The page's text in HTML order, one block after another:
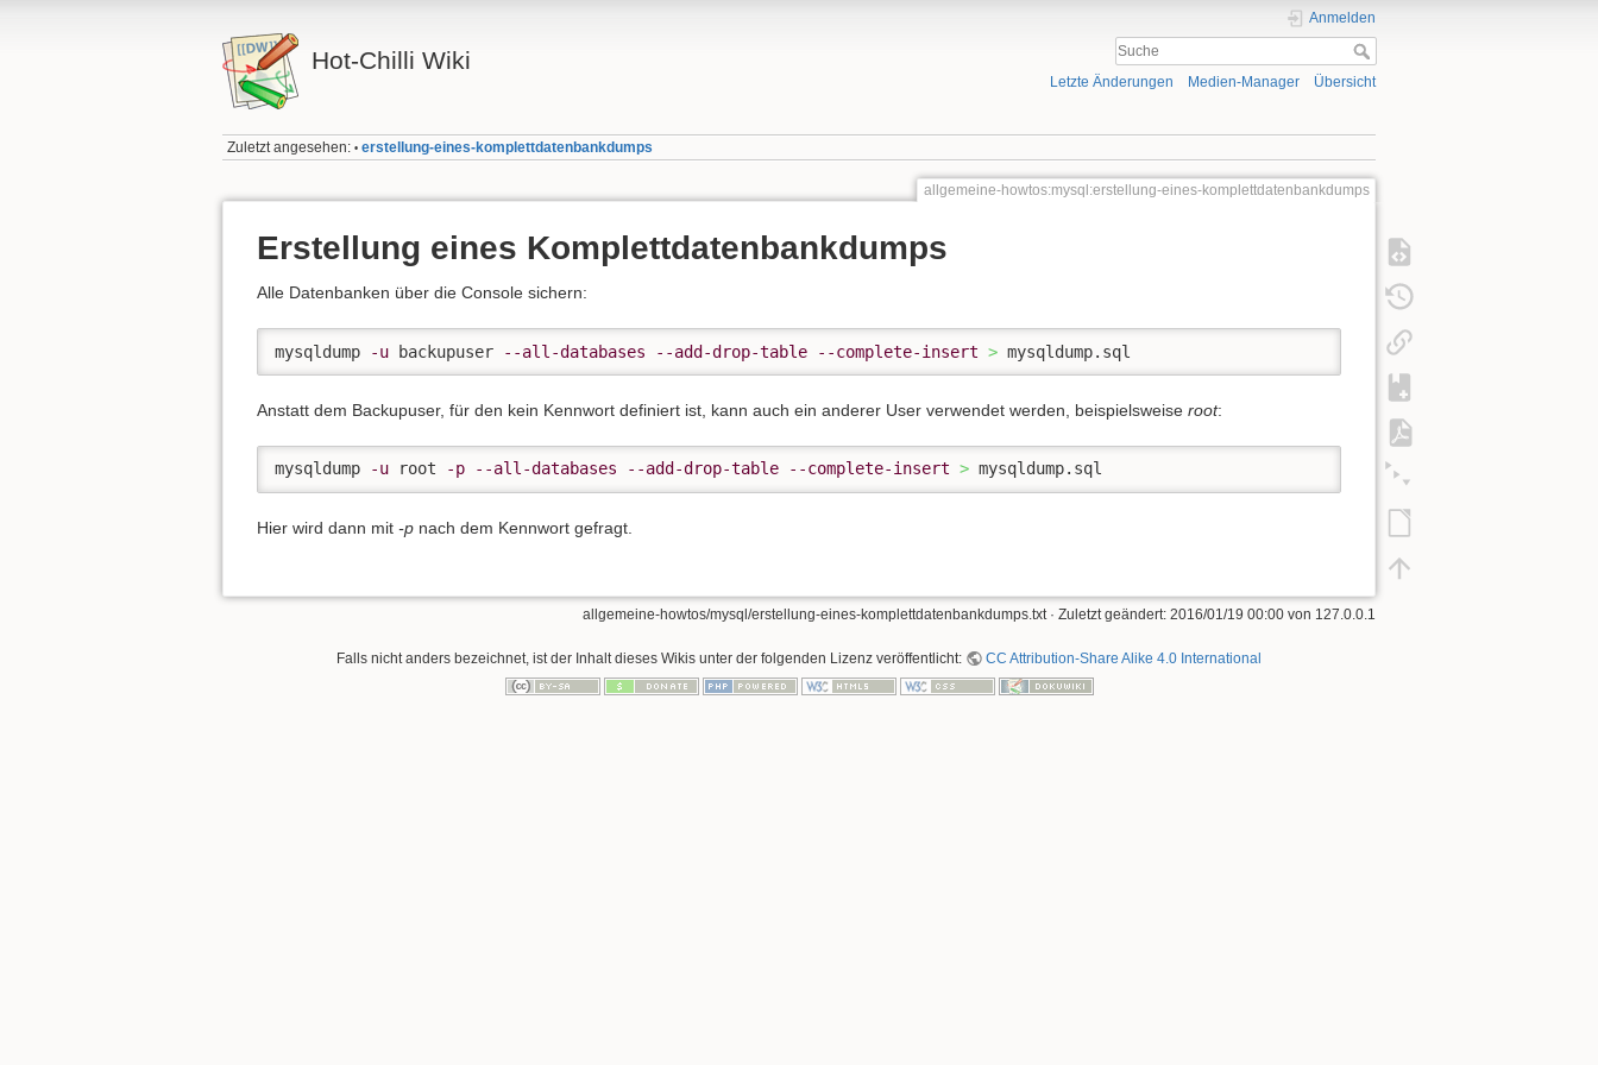
Hot-Chilli Wiki
Anmelden
Letzte Änderungen Medien-Manager Übersicht
Zuletzt angesehen: • erstellung-eines-komplettdatenbankdumps
allgemeine-howtos:mysql:erstellung-eines-komplettdatenbankdumps
Erstellung eines Komplettdatenbankdumps
Alle Datenbanken über die Console sichern:
mysqldump -u backupuser --all-databases --add-drop-table --complete-insert > mysqldump.sql
Anstatt dem Backupuser, für den kein Kennwort definiert ist, kann auch ein anderer User verwendet werden, beispielsweise root:
mysqldump -u root -p --all-databases --add-drop-table --complete-insert > mysqldump.sql
Hier wird dann mit -p nach dem Kennwort gefragt.
allgemeine-howtos/mysql/erstellung-eines-komplettdatenbankdumps.txt· Zuletzt geändert: 2016/01/19 00:00 von 127.0.0.1
Falls nicht anders bezeichnet, ist der Inhalt dieses Wikis unter der folgenden Lizenz veröffentlicht: CC Attribution-Share Alike 4.0 International